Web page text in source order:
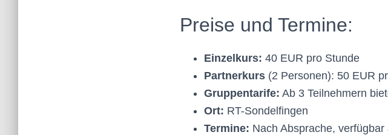
Preise und Termine:
Einzelkurs: 40 EUR pro Stunde
Partnerkurs (2 Personen): 50 EUR
Gruppentarife: Ab 3 Teilnehmern
Ort: RT-Sondelfingen
Termine: Nach Absprache,